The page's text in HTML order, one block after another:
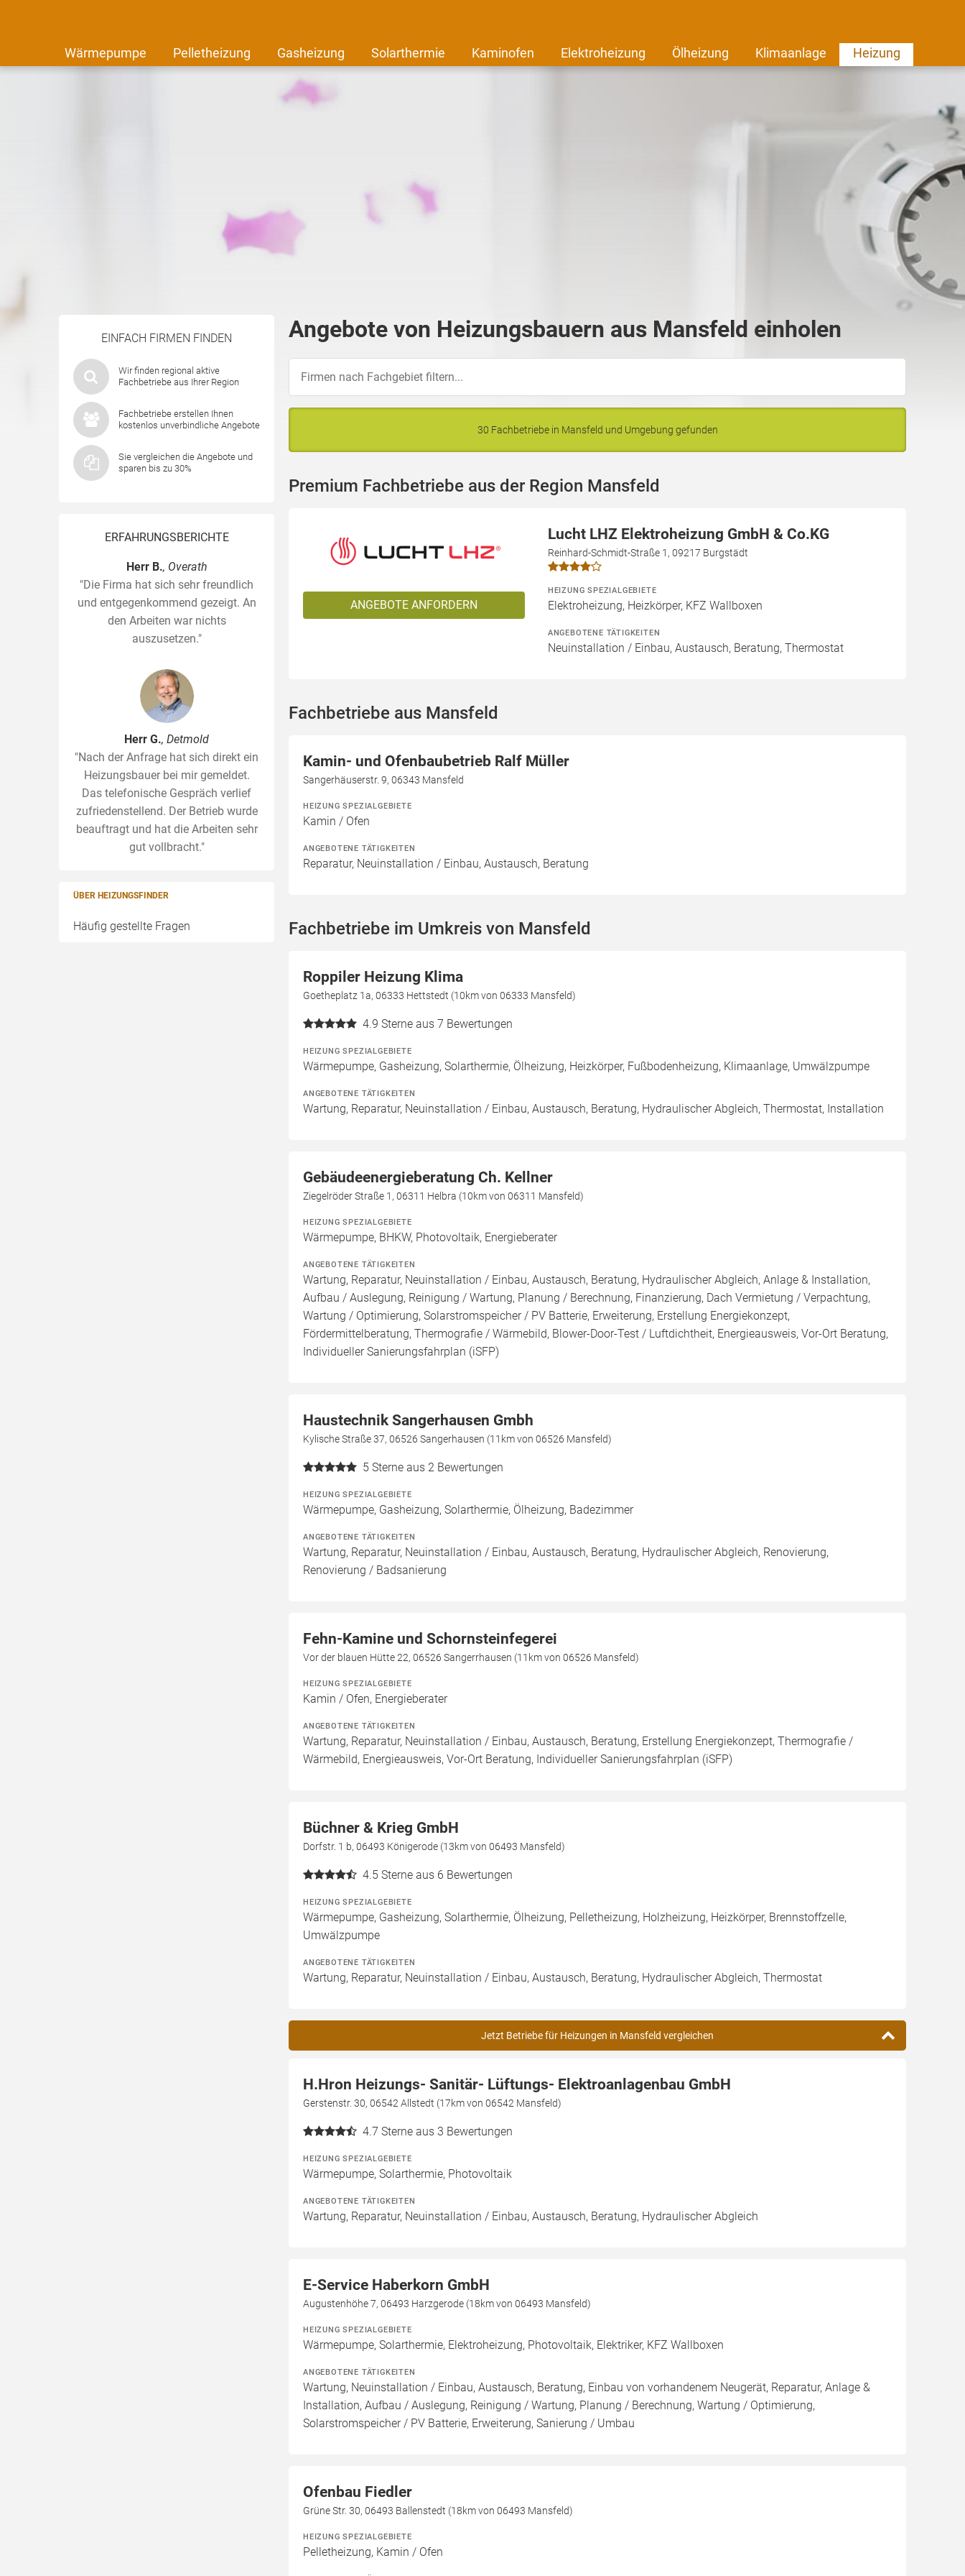
Wärmepumpe Pelletheizung Gasheizung Solarthermie Kaminofen Elektroheizung Ölheizung Klimaanlage Heizung
EINFACH FIRMEN FINDEN
Wir finden regional aktive
Fachbetriebe aus Ihrer Region
Fachbetriebe erstellen Ihnen
kostenlos unverbindliche Angebote
Sie vergleichen die Angebote und
sparen bis zu 30%
ERFAHRUNGSBERICHTE
Herr B., Overath
"Die Firma hat sich sehr freundlich
und entgegenkommend gezeigt. An
den Arbeiten war nichts
auszusetzen."
Herr G., Detmold
"Nach der Anfrage hat sich direkt ein
Heizungsbauer bei mir gemeldet.
Das telefonische Gespräch verlief
zufriedenstellend. Der Betrieb wurde
beauftragt und hat die Arbeiten sehr
gut vollbracht."
ÜBER HEIZUNGSFINDER
Häufig gestellte Fragen
Angebote von Heizungsbauern aus Mansfeld einholen
30 Fachbetriebe in Mansfeld und Umgebung gefunden
Premium Fachbetriebe aus der Region Mansfeld
ANGEBOTE ANFORDERN
Lucht LHZ Elektroheizung GmbH & Co.KG
Reinhard-Schmidt-Straße 1, 09217 Burgstädt
HEIZUNG SPEZIALGEBIETE
Elektroheizung, Heizkörper, KFZ Wallboxen
ANGEBOTENE TÄTIGKEITEN
Neuinstallation / Einbau, Austausch, Beratung, Thermostat
Fachbetriebe aus Mansfeld
Kamin- und Ofenbaubetrieb Ralf Müller
Sangerhäuserstr. 9, 06343 Mansfeld
HEIZUNG SPEZIALGEBIETE
Kamin / Ofen
ANGEBOTENE TÄTIGKEITEN
Reparatur, Neuinstallation / Einbau, Austausch, Beratung
Fachbetriebe im Umkreis von Mansfeld
Roppiler Heizung Klima
Goetheplatz 1a, 06333 Hettstedt (10km von 06333 Mansfeld)
4.9 Sterne aus 7 Bewertungen
HEIZUNG SPEZIALGEBIETE
Wärmepumpe, Gasheizung, Solarthermie, Ölheizung, Heizkörper, Fußbodenheizung, Klimaanlage, Umwälzpumpe
ANGEBOTENE TÄTIGKEITEN
Wartung, Reparatur, Neuinstallation / Einbau, Austausch, Beratung, Hydraulischer Abgleich, Thermostat, Installation
Gebäudeenergieberatung Ch. Kellner
Ziegelröder Straße 1, 06311 Helbra (10km von 06311 Mansfeld)
HEIZUNG SPEZIALGEBIETE
Wärmepumpe, BHKW, Photovoltaik, Energieberater
ANGEBOTENE TÄTIGKEITEN
Wartung, Reparatur, Neuinstallation / Einbau, Austausch, Beratung, Hydraulischer Abgleich, Anlage & Installation,
Aufbau / Auslegung, Reinigung / Wartung, Planung / Berechnung, Finanzierung, Dach Vermietung / Verpachtung,
Wartung / Optimierung, Solarstromspeicher / PV Batterie, Erweiterung, Erstellung Energiekonzept,
Fördermittelberatung, Thermografie / Wärmebild, Blower-Door-Test / Luftdichtheit, Energieausweis, Vor-Ort Beratung,
Individueller Sanierungsfahrplan (iSFP)
Haustechnik Sangerhausen Gmbh
Kylische Straße 37, 06526 Sangerhausen (11km von 06526 Mansfeld)
5 Sterne aus 2 Bewertungen
HEIZUNG SPEZIALGEBIETE
Wärmepumpe, Gasheizung, Solarthermie, Ölheizung, Badezimmer
ANGEBOTENE TÄTIGKEITEN
Wartung, Reparatur, Neuinstallation / Einbau, Austausch, Beratung, Hydraulischer Abgleich, Renovierung,
Renovierung / Badsanierung
Fehn-Kamine und Schornsteinfegerei
Vor der blauen Hütte 22, 06526 Sangerrhausen (11km von 06526 Mansfeld)
HEIZUNG SPEZIALGEBIETE
Kamin / Ofen, Energieberater
ANGEBOTENE TÄTIGKEITEN
Wartung, Reparatur, Neuinstallation / Einbau, Austausch, Beratung, Erstellung Energiekonzept, Thermografie /
Wärmebild, Energieausweis, Vor-Ort Beratung, Individueller Sanierungsfahrplan (iSFP)
Büchner & Krieg GmbH
Dorfstr. 1 b, 06493 Königerode (13km von 06493 Mansfeld)
4.5 Sterne aus 6 Bewertungen
HEIZUNG SPEZIALGEBIETE
Wärmepumpe, Gasheizung, Solarthermie, Ölheizung, Pelletheizung, Holzheizung, Heizkörper, Brennstoffzelle,
Umwälzpumpe
ANGEBOTENE TÄTIGKEITEN
Wartung, Reparatur, Neuinstallation / Einbau, Austausch, Beratung, Hydraulischer Abgleich, Thermostat
Jetzt Betriebe für Heizungen in Mansfeld vergleichen
H.Hron Heizungs- Sanitär- Lüftungs- Elektroanlagenbau GmbH
Gerstenstr. 30, 06542 Allstedt (17km von 06542 Mansfeld)
4.7 Sterne aus 3 Bewertungen
HEIZUNG SPEZIALGEBIETE
Wärmepumpe, Solarthermie, Photovoltaik
ANGEBOTENE TÄTIGKEITEN
Wartung, Reparatur, Neuinstallation / Einbau, Austausch, Beratung, Hydraulischer Abgleich
E-Service Haberkorn GmbH
Augustenhöhe 7, 06493 Harzgerode (18km von 06493 Mansfeld)
HEIZUNG SPEZIALGEBIETE
Wärmepumpe, Solarthermie, Elektroheizung, Photovoltaik, Elektriker, KFZ Wallboxen
ANGEBOTENE TÄTIGKEITEN
Wartung, Neuinstallation / Einbau, Austausch, Beratung, Einbau von vorhandenem Neugerät, Reparatur, Anlage &
Installation, Aufbau / Auslegung, Reinigung / Wartung, Planung / Berechnung, Wartung / Optimierung,
Solarstromspeicher / PV Batterie, Erweiterung, Sanierung / Umbau
Ofenbau Fiedler
Grüne Str. 30, 06493 Ballenstedt (18km von 06493 Mansfeld)
HEIZUNG SPEZIALGEBIETE
Pelletheizung, Kamin / Ofen